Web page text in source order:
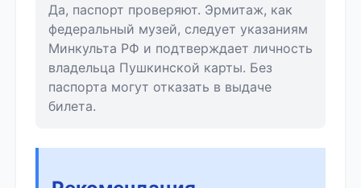
Да, паспорт проверяют. Эрмитаж, как
федеральный музей, следует указаниям
Минкульта РФ и подтверждает личность
владельца Пушкинской карты. Без
паспорта могут отказать в выдаче
билета.